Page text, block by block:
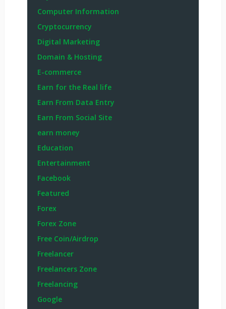
Computer Information
Cryptocurrency
Digital Marketing
Domain & Hosting
E-commerce
Earn for the Real life
Earn From Data Entry
Earn From Social Site
earn money
Education
Entertainment
Facebook
Featured
Forex
Forex Zone
Free Coin/Airdrop
Freelancer
Freelancers Zone
Freelancing
Google